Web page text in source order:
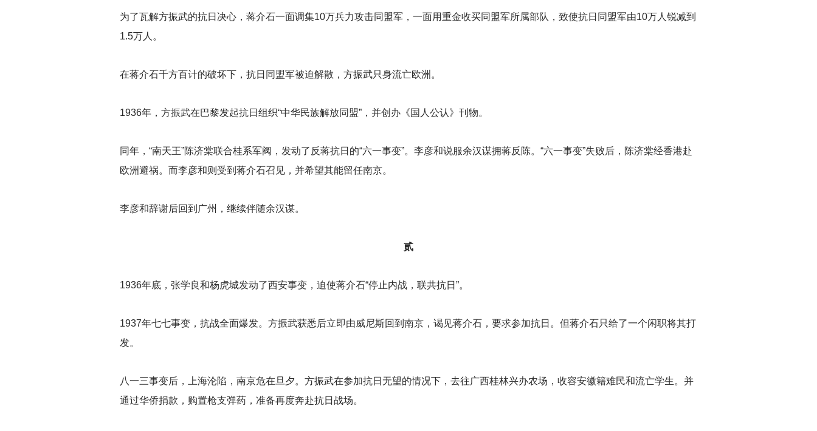
为了瓦解方振武的抗日决心，蒋介石一面调集10万兵力攻击同盟军，一面用重金收买同盟军所属部队，致使抗日同盟军由10万人锐减到
1.5万人。
在蒋介石千方百计的破坏下，抗日同盟军被迫解散，方振武只身流亡欧洲。
1936年，方振武在巴黎发起抗日组织“中华民族解放同盟”，并创办《国人公认》刊物。
同年，“南天王”陈济棠联合桂系军阀，发动了反蒋抗日的“六一事变”。李彦和说服余汉谋拥蒋反陈。“六一事变”失败后，陈济棠经香港赴
欧洲避祸。而李彦和则受到蒋介石召见，并希望其能留任南京。
李彦和辞谢后回到广州，继续伴随余汉谋。
贰
1936年底，张学良和杨虎城发动了西安事变，迫使蒋介石“停止内战，联共抗日”。
1937年七七事变，抗战全面爆发。方振武获悉后立即由威尼斯回到南京，谒见蒋介石，要求参加抗日。但蒋介石只给了一个闲职将其打
发。
八一三事变后，上海沦陷，南京危在旦夕。方振武在参加抗日无望的情况下，去往广西桂林兴办农场，收容安徽籍难民和流亡学生。并
通过华侨捐款，购置枪支弹药，准备再度奔赴抗日战场。